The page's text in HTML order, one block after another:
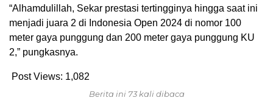
“Alhamdulillah, Sekar prestasi tertingginya hingga saat ini
menjadi juara 2 di Indonesia Open 2024 di nomor 100
meter gaya punggung dan 200 meter gaya punggung KU
2,” pungkasnya.
Post Views: 1,082
Berita ini 73 kali dibaca